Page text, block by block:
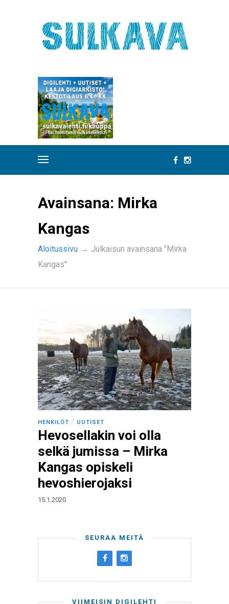
Avainsana: Mirka
Kangas
Aloitussivu → Julkaisun avainsana "Mirka
Kangas"
HENKILÖT / UUTISET
Hevosellakin voi olla
selkä jumissa – Mirka
Kangas opiskeli
hevoshierojaksi
15.1.2020
SEURAA MEITÄ
VIIMEISIN DIGILEHTI